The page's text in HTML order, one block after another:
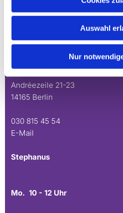
Auswahl
Nur
Schönow-Buschgraben
Mo. 10 - 12 Uhr
Do. 16.30 - 18.30 Uhr
Andréezeile 21-23
14165 Berlin
030 815 45 54
E-Mail
Stephanus
Mo. 10 - 12 Uhr